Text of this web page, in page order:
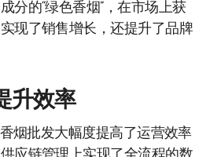
分的“绿色香烟”，在市场上获
现了销售增长，还提升了品牌
升效率
烟批发大幅度提高了运营效率